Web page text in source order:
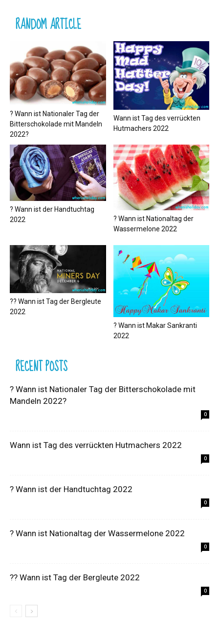
RANDOM ARTICLE
? Wann ist Nationaler Tag der
Bitterschokolade mit Mandeln
2022?
Wann ist Tag des verrückten
Hutmachers 2022
? Wann ist der Handtuchtag
2022
? Wann ist Nationaltag der
Wassermelone 2022
?‍? Wann ist Tag der Bergleute
2022
? Wann ist Makar Sankranti
2022
RECENT POSTS
? Wann ist Nationaler Tag der Bitterschokolade mit
Mandeln 2022?
0
Wann ist Tag des verrückten Hutmachers 2022
0
? Wann ist der Handtuchtag 2022
0
? Wann ist Nationaltag der Wassermelone 2022
0
?‍? Wann ist Tag der Bergleute 2022
0